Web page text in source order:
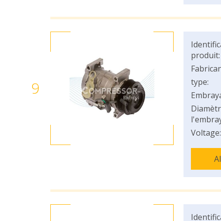
9
produit:
type:
Voltage: